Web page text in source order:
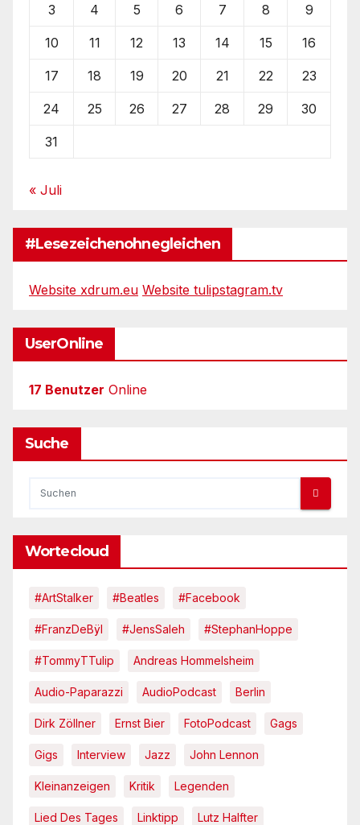
3 4 5 6 7 8 9
10 11 12 13 14 15 16
17 18 19 20 21 22 23
24 25 26 27 28 29 30
31
« Juli
#Lesezeichenohnegleichen
Website xdrum.eu Website tulipstagram.tv
UserOnline
17 Benutzer Online
Suche
Wortecloud
#ArtStalker #Beatles #Facebook
#FranzDeBÿl #JensSaleh #StephanHoppe
#TommyTTulip Andreas Hommelsheim
Audio-Paparazzi AudioPodcast Berlin
Dirk Zöllner Ernst Bier FotoPodcast Gags
Gigs Interview Jazz John Lennon
Kleinanzeigen Kritik Legenden
Lied Des Tages Linktipp Lutz Halfter